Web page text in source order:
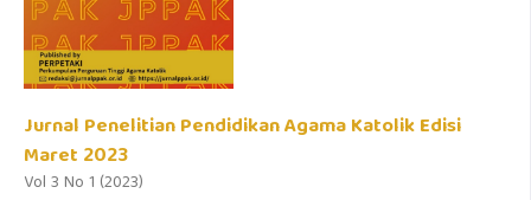
Jurnal Penelitian Pendidikan Agama Katolik Edisi
Maret 2023
Vol 3 No 1 (2023)